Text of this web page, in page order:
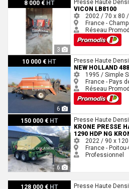
8 000 € HT
3
Presse Haute
VICON LB8100
2002 / 70 x 80
France -
Réseau
10 000 € HT
6
New Holland 4880
Presse Haute
NEW HOLLAND
1995 / Simple
France - Pays
Réseau
150 000 € HT
6
Krone Presse haute densité BIG PACK 1290
Presse Haute
KRONE PRESSE
1290 HDP NG
2022 / 90 x 120
France -
Professionnel
128 000 € HT
Claas QUADRANT 5300 RF EVOLUTION !
Presse Haute